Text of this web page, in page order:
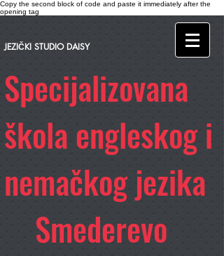
Copy the second block of code and paste it immediately after the
opening tag
JEZIČKI STUDIO DAISY
Specijalizovana
škola engleskog i
nemačkog jezika
Smederevo